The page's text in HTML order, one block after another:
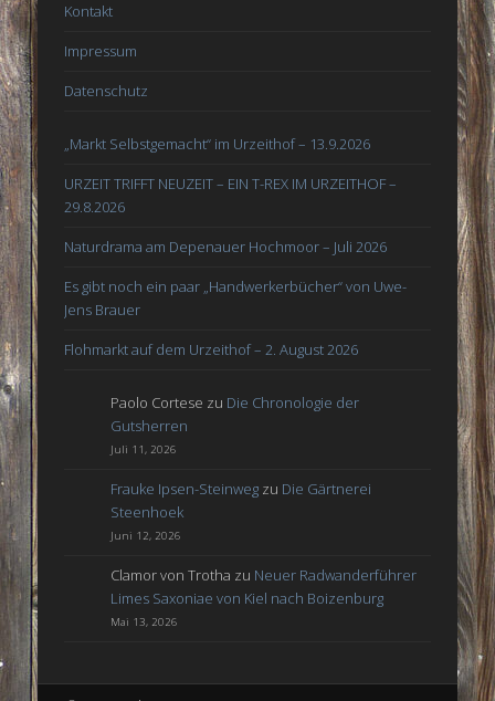
Kontakt
Impressum
Datenschutz
„Markt Selbstgemacht“ im Urzeithof – 13.9.2026
URZEIT TRIFFT NEUZEIT – EIN T-REX IM URZEITHOF –
29.8.2026
Naturdrama am Depenauer Hochmoor – Juli 2026
Es gibt noch ein paar „Handwerkerbücher“ von Uwe-
Jens Brauer
Flohmarkt auf dem Urzeithof – 2. August 2026
Paolo Cortese zu Die Chronologie der
Gutsherren
Juli 11, 2026
Frauke Ipsen-Steinweg zu Die Gärtnerei
Steenhoek
Juni 12, 2026
Clamor von Trotha zu Neuer Radwanderführer
Limes Saxoniae von Kiel nach Boizenburg
Mai 13, 2026